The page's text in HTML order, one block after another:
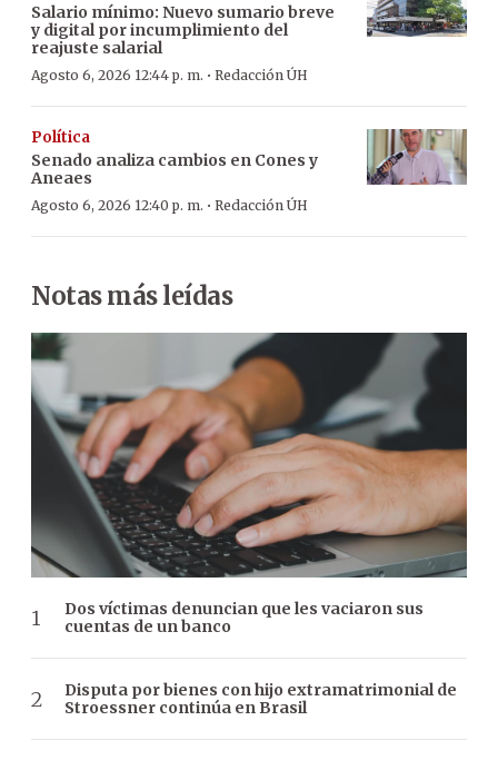
Salario mínimo: Nuevo sumario breve
y digital por incumplimiento del
reajuste salarial
Agosto 6, 2026 12:44 p. m. · Redacción ÚH
Política
Senado analiza cambios en Cones y
Aneaes
Agosto 6, 2026 12:40 p. m. · Redacción ÚH
Notas más leídas
Dos víctimas denuncian que les vaciaron sus
cuentas de un banco
Disputa por bienes con hijo extramatrimonial de
Stroessner continúa en Brasil